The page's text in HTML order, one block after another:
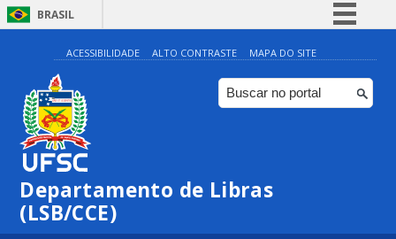
BRASIL
Simplifique!
Comunica BR
Participe
Canais
ACESSIBILIDADE ALTO CONTRASTE MAPA DO SITE
Departamento de Libras
(LSB/CCE)